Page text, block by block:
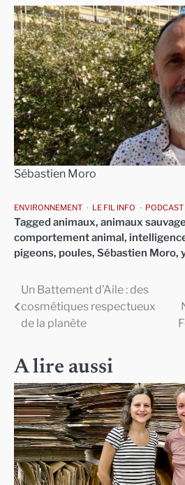
Sébastien Moro
ENVIRONNEMENT LE FIL INFO PODCAST
Tagged animaux, animaux
comportement animal,
pigeons, poules, Sébastien Moro,
Navigation
de
Un Battement d’Aile : des
cosmétiques respectueux
de la planète
A lire aussi